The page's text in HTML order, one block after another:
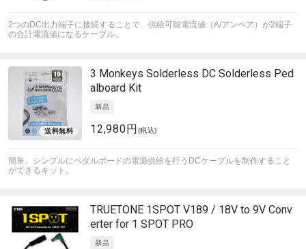
2つのDC出力端子に接続することで、供給可能電流値（A/アンペア）が2端子
の合計電流値になるケーブル。
3 Monkeys Solderless DC Solderless Ped
alboard Kit
12,980円 (税込)
簡単、シンプルにペダルボードの電源供給を行うDCケーブルを制作すること
ができるキット。
TRUETONE 1SPOT V189 / 18V to 9V Conv
erter for 1 SPOT PRO